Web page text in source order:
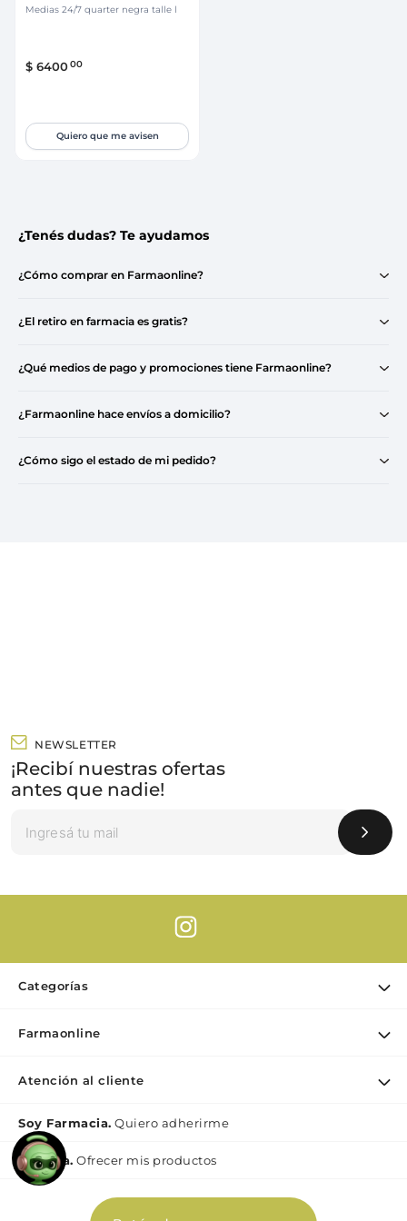
Medias 24/7 quarter negra talle l
$ 640000
Quiero que me avisen
¿Tenés dudas? Te ayudamos
¿Cómo comprar en Farmaonline?
¿El retiro en farmacia es gratis?
¿Qué medios de pago y promociones tiene Farmaonline?
¿Farmaonline hace envíos a domicilio?
¿Cómo sigo el estado de mi pedido?
NEWSLETTER
¡Recibí nuestras ofertas
antes que nadie!
Categorías
Dermocosmética
Nutrición & Deporte
Bebé y maternidad
Perfumes y Fragancias
Farmaonline
Atención al cliente
Contacto
Medios de pago
Como comprar
Preguntas Frecuentes Beauty
Soy Farmacia. Quiero adherirme
Mi lìnea. Ofrecer mis productos